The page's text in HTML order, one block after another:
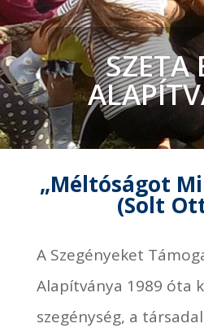
SZETA
„Méltóságot
(Solt
A Szegényeket
Alapítványa 1989 óta
szegénység, a